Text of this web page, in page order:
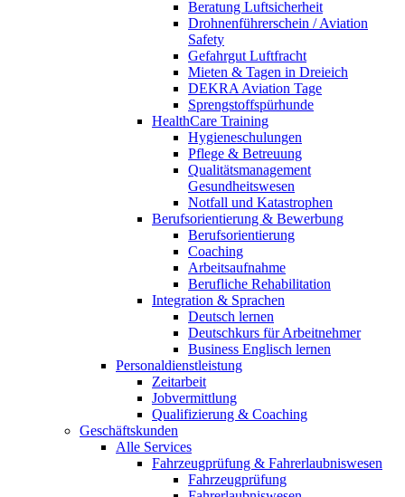
Beratung Luftsicherheit
Drohnenführerschein / Aviation
Safety
Gefahrgut Luftfracht
Mieten & Tagen in Dreieich
DEKRA Aviation Tage
Sprengstoffspürhunde
HealthCare Training
Hygieneschulungen
Pflege & Betreuung
Qualitätsmanagement
Gesundheitswesen
Notfall und Katastrophen
Berufsorientierung & Bewerbung
Berufsorientierung
Coaching
Arbeitsaufnahme
Berufliche Rehabilitation
Integration & Sprachen
Deutsch lernen
Deutschkurs für Arbeitnehmer
Business Englisch lernen
Personaldienstleistung
Zeitarbeit
Jobvermittlung
Qualifizierung & Coaching
Geschäftskunden
Alle Services
Fahrzeugprüfung & Fahrerlaubniswesen
Fahrzeugprüfung